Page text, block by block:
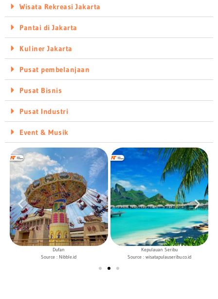
Wisata Rekreasi Jakarta
Pantai di Jakarta
Kuliner Jakarta
Pusat pembelanjaan
Pusat Bisnis
Pusat Industri
Event & Musik
Dufan
Source : Nibble.id
Kepulauan Seribu
Source : wisatapulauseribu.co.id